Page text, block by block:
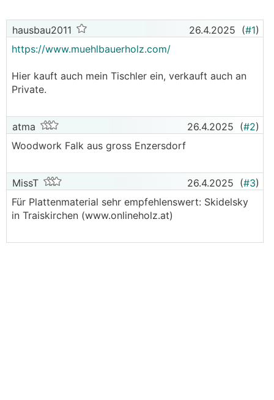
hausbau2011 26.4.2025 (#1)
https://www.muehlbauerholz.com/
Hier kauft auch mein Tischler ein, verkauft auch an
Private.
atma 26.4.2025 (#2)
Woodwork Falk aus gross Enzersdorf
MissT 26.4.2025 (#3)
Für Plattenmaterial sehr empfehlenswert: Skidelsky
in Traiskirchen (www.onlineholz.at)